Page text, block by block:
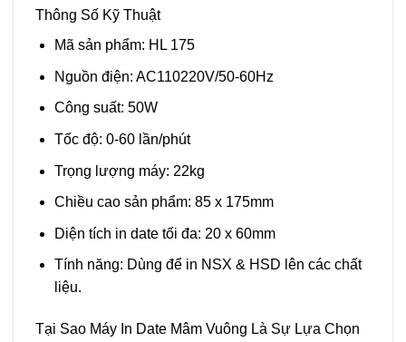
Thông Số Kỹ Thuật
Mã sản phẩm: HL 175
Nguồn điện: AC110220V/50-60Hz
Công suất: 50W
Tốc độ: 0-60 lần/phút
Trọng lượng máy: 22kg
Chiều cao sản phẩm: 85 x 175mm
Diện tích in date tối đa: 20 x 60mm
Tính năng: Dùng để in NSX & HSD lên các chất
liệu.
Tại Sao Máy In Date Mâm Vuông Là Sự Lựa Chọn